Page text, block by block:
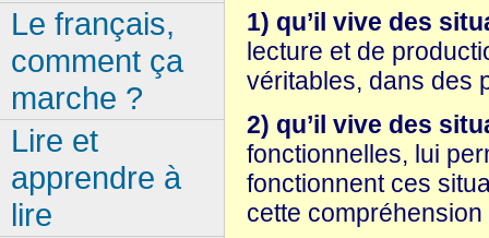
1) qu’il vive des
lecture et de
véritables, dans des
2) qu’il vive des
fonctionnelles, lui
fonctionnent ces
cette compréhension
Le français,
comment ça
marche ?
Lire et
apprendre à
lire